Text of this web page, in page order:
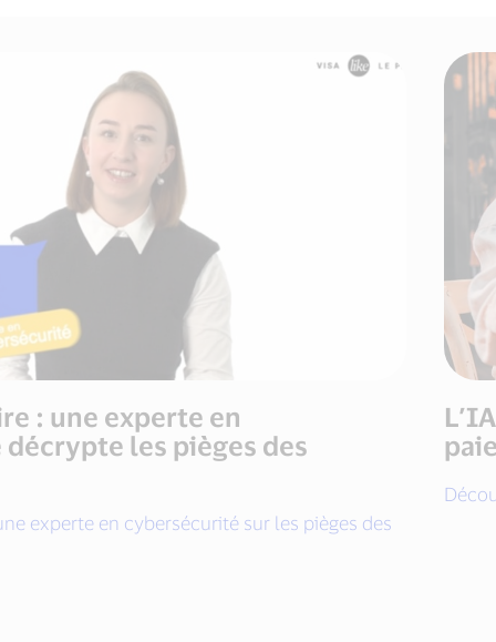
: une experte en
les pièges des
experte en cybersécurité sur les pièges des